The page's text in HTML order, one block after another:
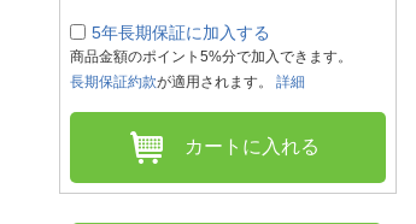
5年長期保証に加入する
商品金額のポイント5%分で加入できます。
長期保証約款が適用されます。 詳細
カートに入れる